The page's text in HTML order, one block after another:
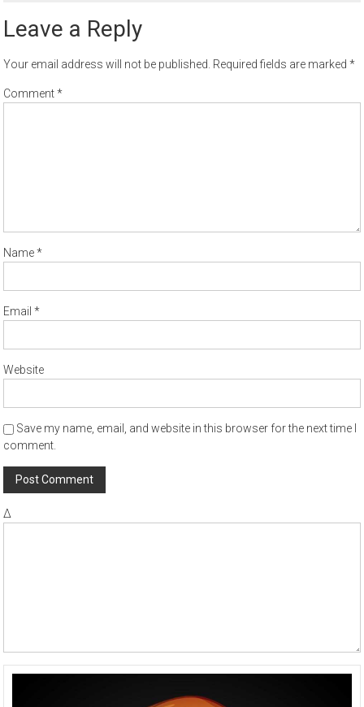
Leave a Reply
Your email address will not be published. Required fields are marked*
Comment*
Name*
Email*
Website
Save my name, email, and website in this browser for the next time I
comment.
Δ